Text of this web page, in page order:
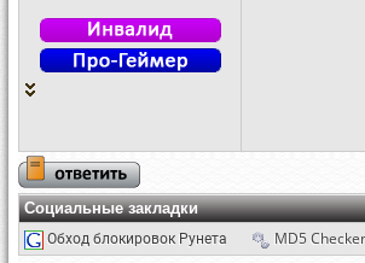
Социальные закладки
Обход блокировок Рунета MD5